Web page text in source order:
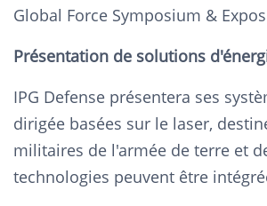
Global Force Symposium &
Présentation de solutions
IPG Defense présentera ses
dirigée basées sur le laser,
militaires de l'armée de terre et
technologies peuvent être